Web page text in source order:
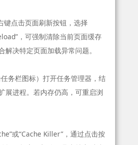
键点击页面刷新按钮，选择
，可强制清除当前页面缓存
决特定页面加载异常问题。
务栏图标）打开任务管理器，结
展进程。若内存仍高，可重启浏
或“Cache Killer”，通过点击按